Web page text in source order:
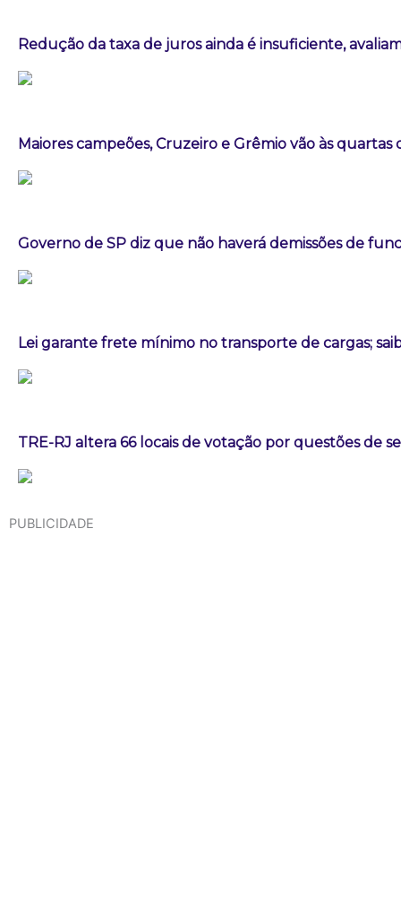
Redução da taxa de juros ainda é insuficiente,
Maiores campeões, Cruzeiro e Grêmio vão às quartas
Governo de SP diz que não haverá demissões de
Lei garante frete mínimo no transporte de cargas;
TRE-RJ altera 66 locais de votação por questões de
PUBLICIDADE